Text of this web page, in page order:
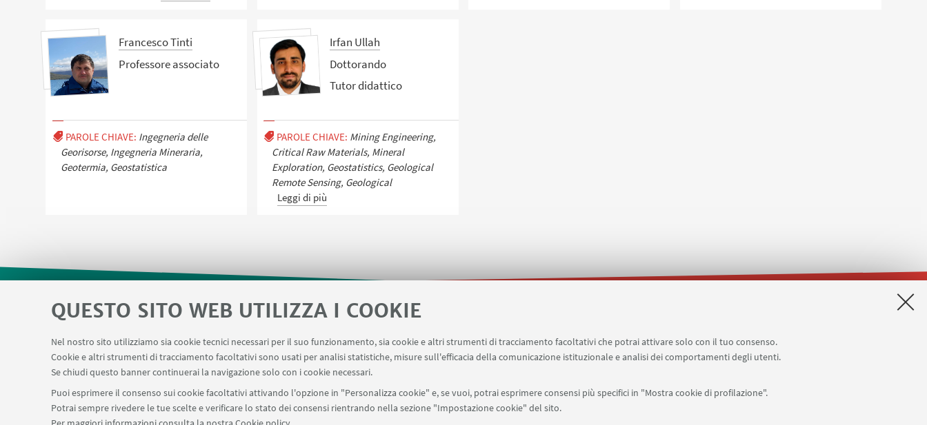
QUESTO SITO WEB UTILIZZA I COOKIE
Nel nostro sito utilizziamo sia cookie tecnici necessari per il suo funzionamento, sia cookie e altri strumenti di tracciamento facoltativi che potrai attivare solo con il tuo consenso.
Cookie e altri strumenti di tracciamento facoltativi sono usati per analisi statistiche, misure sull'efficacia della comunicazione istituzionale e analisi dei comportamenti degli utenti.
Se chiudi questo banner continuerai la navigazione solo con i cookie necessari.
Puoi esprimere il consenso sui cookie facoltativi attivando l'opzione in "Personalizza cookie" e, se vuoi, potrai esprimere consensi più specifici in "Mostra cookie di profilazione".
Potrai sempre rivedere le tue scelte e verificare lo stato dei consensi rientrando nella sezione "Impostazione cookie" del sito.
Francesco Tinti
Professore associato
PAROLE CHIAVE: Ingegneria delle
Georisorse, Ingegneria Mineraria,
Geotermia, Geostatistica
Irfan Ullah
Dottorando
Tutor didattico
PAROLE CHIAVE: Mining Engineering,
Critical Raw Materials, Mineral
Exploration, Geostatistics, Geological
Remote Sensing, Geological
Leggi di più
LINK UTILI Area riservata Sistema di prenotazione Applicativo missioni Planner aule Risorgimento Planner aule Terracini
Reagentario
Prenotazione auto di Ateneo
Forms per sottomissione eventi/notizie Carta dei servizi
SEGUI IL DIPARTIMENTO SU: SEGUI UNIBO SU: